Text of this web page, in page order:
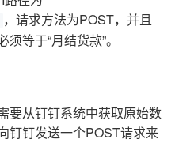
，请求方法为POST，并且
等于“月结货款”。
要从钉钉系统中获取原始数
钉钉发送一个POST请求来